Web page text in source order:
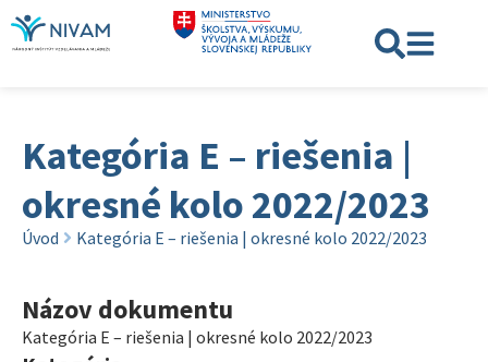
Kategória E – riešenia |
okresné kolo 2022/2023
Úvod Kategória E – riešenia | okresné kolo 2022/2023
Názov dokumentu
Kategória E – riešenia | okresné kolo 2022/2023